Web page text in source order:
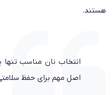
هستند.
انتخاب نان مناسب
اصل مهم برای حفظ